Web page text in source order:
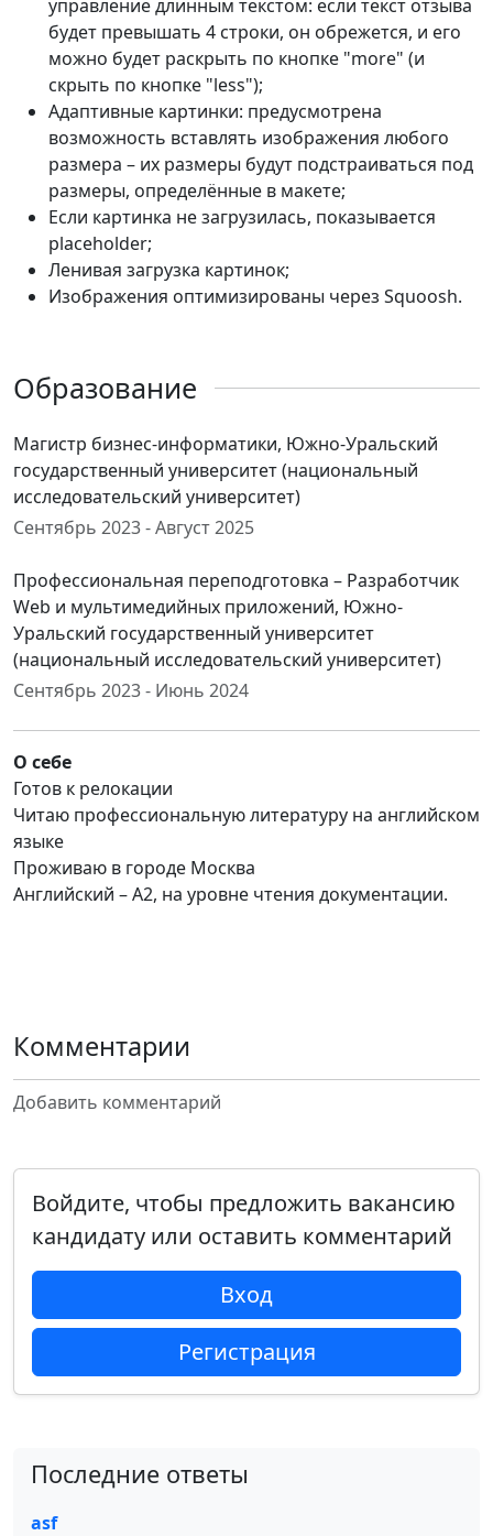
управление длинным текстом: еcли текст отзыва
будет превышать 4 строки, он обрежется, и его
можно будет раскрыть по кнопке "more" (и
скрыть по кнопке "less");
Адаптивные картинки: предусмотрена
возможность вставлять изображения любого
размера – их размеры будут подстраиваться под
размеры, определённые в макете;
Если картинка не загрузилась, показывается
placeholder;
Ленивая загрузка картинок;
Изображения оптимизированы через Squoosh.
Образование
Магистр бизнес-информатики, Южно-Уральский
государственный университет (национальный
исследовательский университет)
Сентябрь 2023 - Август 2025
Профессиональная переподготовка – Разработчик
Web и мультимедийных приложений, Южно-
Уральский государственный университет
(национальный исследовательский университет)
Сентябрь 2023 - Июнь 2024
О себе
Готов к релокации
Читаю профессиональную литературу на английском
языке
Проживаю в городе Москва
Английский – А2, на уровне чтения документации.
Комментарии
Добавить комментарий
Войдите, чтобы предложить вакансию
кандидату или оставить комментарий
Вход
Регистрация
Последние ответы
asf